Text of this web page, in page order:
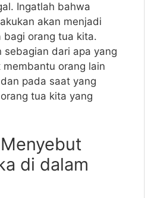
Ingatlah bahwa
akan menjadi
bagi orang tua kita.
sebagian dari apa yang
orang lain
pada saat yang
tua kita yang
di dalam